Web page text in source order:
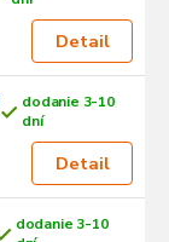
Detail
dodanie 3-10
dní
Detail
dodanie 3-10